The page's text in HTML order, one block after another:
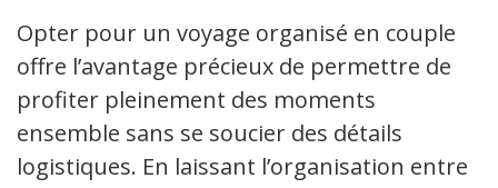
Opter pour un voyage organisé en couple
offre l’avantage précieux de permettre de
profiter pleinement des moments
ensemble sans se soucier des détails
logistiques. En laissant l’organisation entre